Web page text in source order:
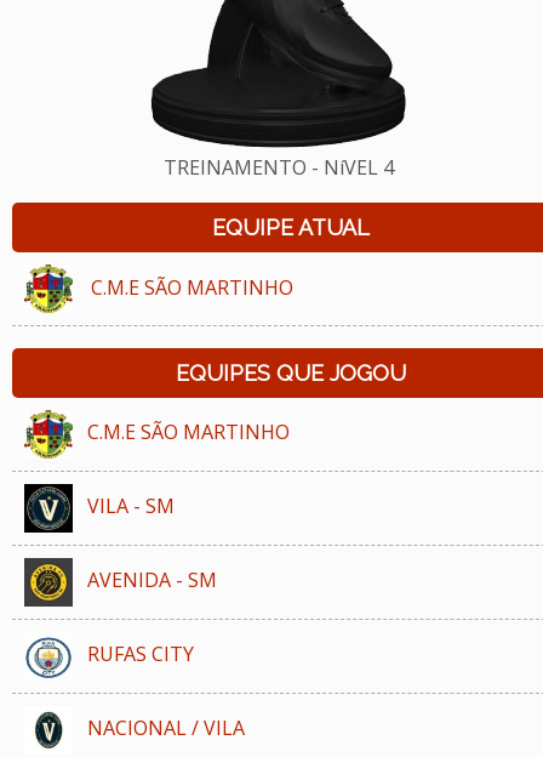
TREINAMENTO - NíVEL 4
EQUIPE ATUAL
C.M.E SÃO MARTINHO
EQUIPES QUE JOGOU
C.M.E SÃO MARTINHO
VILA - SM
AVENIDA - SM
RUFAS CITY
NACIONAL / VILA